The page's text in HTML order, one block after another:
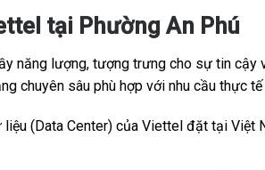
tại Phường An Phú
năng lượng, tượng trưng cho sự tin cậy
chuyên sâu phù hợp với nhu cầu thực
(Data Center) của Viettel đặt tại Việt